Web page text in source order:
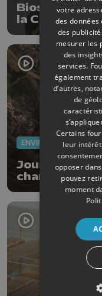
la CILE
ENVIRONNEMENT
Journées de
chantoirs
votre
des
des
mesurer les
des
services.
également
d’autres,
de
Certains
leur
opposer dans
pouvez
moment